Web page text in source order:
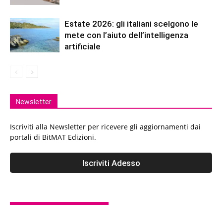
Estate 2026: gli italiani scelgono le
mete con l’aiuto dell’intelligenza
artificiale
Newsletter
Iscriviti alla Newsletter per ricevere gli aggiornamenti dai
portali di BitMAT Edizioni.